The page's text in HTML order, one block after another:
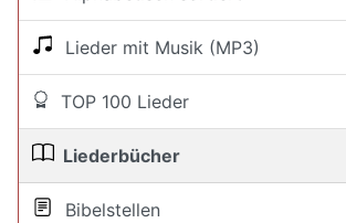
Lieder mit Musik (MP3)
TOP 100 Lieder
Liederbücher
Bibelstellen